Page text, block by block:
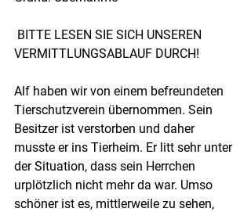
VERMITTLUNGSABLAUF DURCH!
Alf haben wir von einem befreundeten
Tierschutzverein übernommen. Sein
Besitzer ist verstorben und daher
musste er ins Tierheim. Er litt sehr unter
der Situation, dass sein Herrchen
urplötzlich nicht mehr da war. Umso
schöner ist es, mittlerweile zu sehen,